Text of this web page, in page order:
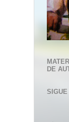
DE